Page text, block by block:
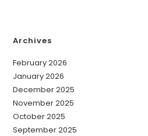
Archives
February 2026
January 2026
December 2025
November 2025
October 2025
September 2025